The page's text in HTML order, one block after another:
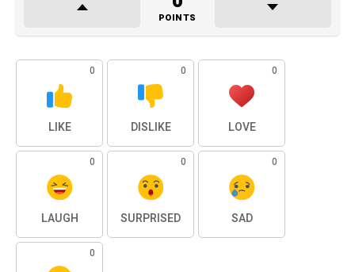
POINTS
0
LIKE
0
DISLIKE
0
LOVE
0
LAUGH
0
SURPRISED
0
SAD
0